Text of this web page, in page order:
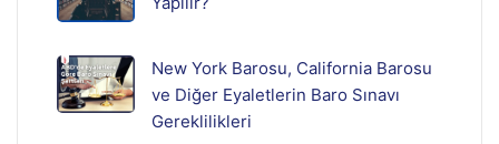
New York Barosu, California Barosu
ve Diğer Eyaletlerin Baro Sınavı
Gereklilikleri